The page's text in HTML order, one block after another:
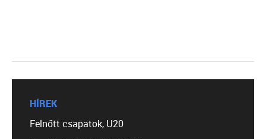
HÍREK
Felnőtt csapatok, U20